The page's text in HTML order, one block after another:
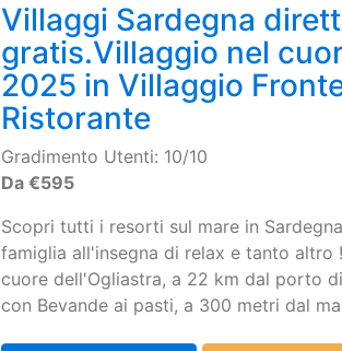
Villaggi Sardegna
gratis.Villaggio nel
2025 in Villaggio
Ristorante
Gradimento Utenti: 10/10
Da €595
Scopri tutti i resorti sul mare in
famiglia all'insegna di relax e tanto
cuore dell'Ogliastra, a 22 km dal porto
con Bevande ai pasti, a 300 metri dal